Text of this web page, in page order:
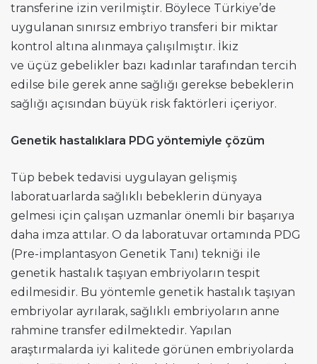
transferine izin verilmiştir. Böylece Türkiye’de
uygulanan sınırsız embriyo transferi bir miktar
kontrol altına alınmaya çalışılmıştır. İkiz
ve üçüz gebelikler bazı kadınlar tarafından tercih
edilse bile gerek anne sağlığı gerekse bebeklerin
sağlığı açısından büyük risk faktörleri içeriyor.
Genetik hastalıklara PDG yöntemiyle çözüm
Tüp bebek tedavisi uygulayan gelişmiş
laboratuarlarda sağlıklı bebeklerin dünyaya
gelmesi için çalışan uzmanlar önemli bir başarıya
daha imza attılar. O da laboratuvar ortamında PDG
(Pre-implantasyon Genetik Tanı) tekniği ile
genetik hastalık taşıyan embriyoların tespit
edilmesidir. Bu yöntemle genetik hastalık taşıyan
embriyolar ayrılarak, sağlıklı embriyoların anne
rahmine transfer edilmektedir. Yapılan
araştırmalarda iyi kalitede görünen embriyolarda